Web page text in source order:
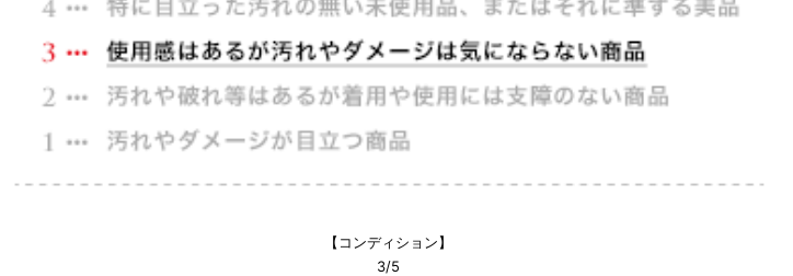
【コンディション】
3/5